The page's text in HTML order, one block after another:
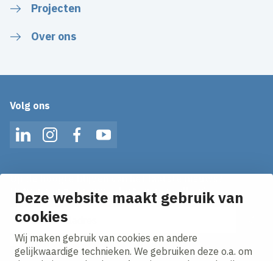
Deze website maakt gebruik van
cookies
Wij maken gebruik van cookies en andere
gelijkwaardige technieken. We gebruiken deze o.a. om
Projecten
Over ons
Volg ons
LinkedInInstagramFacebookYouTube
Ontvang onze nieuws alerts in je mailbox!
E-mailadres
Ik ga akkoord met hetprivacy statement.